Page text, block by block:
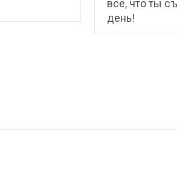
всё, что ты
день!